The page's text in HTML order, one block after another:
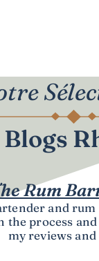
Blogs
Rum
and
process
my reviews